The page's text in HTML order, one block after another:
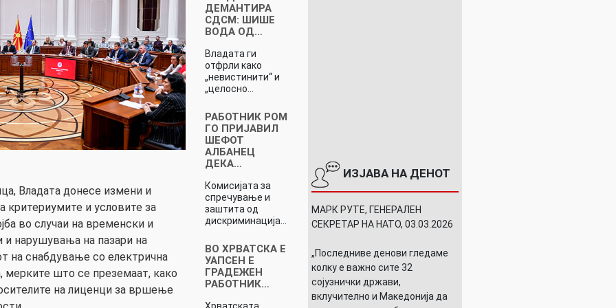
Владата донесе измени и
критериумите и условите за
во случаи на временски и
и нарушувања на пазари на
на снабдување со електрична
мерките што се преземаат, како
на лиценци за вршење
ДЕМАНТИРА
СДСМ: ШИШЕ
ВОДА ОД…
Владата ги
отфрли како
„невистинити“ и
„целосно…
РАБОТНИК РОМ
ГО ПРИЈАВИЛ
ШЕФОТ
АЛБАНЕЦ
ДЕКА…
Комисијата за
спречување и
заштита од
дискриминација…
ВО ХРВАТСКА Е
УАПСЕН Е
ГРАДЕЖЕН
РАБОТНИК…
Хрватската
ИЗЈАВА НА ДЕНОТ
МАРК РУТЕ, ГЕНЕРАЛЕН
СЕКРЕТАР НА НАТО, 03.03.2026
„Последниве денови гледаме
колку е важно сите 32
сојузнички држави,
вклучително и Македонија да